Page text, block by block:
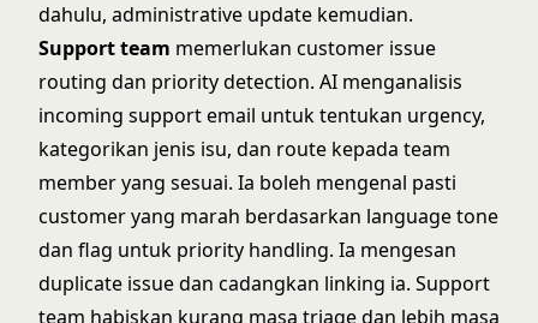
dahulu, administrative update kemudian.
Support team memerlukan customer issue
routing dan priority detection. AI menganalisis
incoming support email untuk tentukan urgency,
kategorikan jenis isu, dan route kepada team
member yang sesuai. Ia boleh mengenal pasti
customer yang marah berdasarkan language tone
dan flag untuk priority handling. Ia mengesan
duplicate issue dan cadangkan linking ia. Support
team habiskan kurang masa triage dan lebih masa